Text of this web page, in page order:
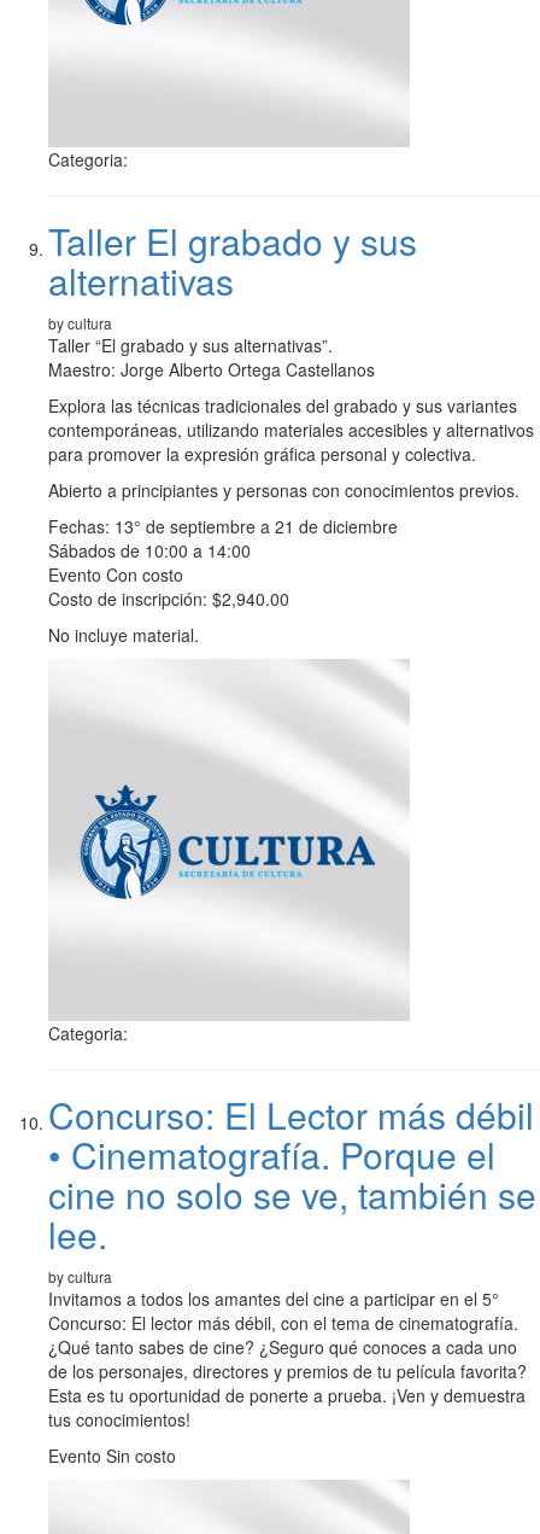
Categoria:
Taller El grabado y sus
alternativas
by cultura
Taller “El grabado y sus alternativas”.
Maestro: Jorge Alberto Ortega Castellanos
Explora las técnicas tradicionales del grabado y sus variantes
contemporáneas, utilizando materiales accesibles y alternativos
para promover la expresión gráfica personal y colectiva.
Abierto a principiantes y personas con conocimientos previos.
Fechas: 13° de septiembre a 21 de diciembre
Sábados de 10:00 a 14:00
Evento Con costo
Costo de inscripción: $2,940.00
No incluye material.
Categoria:
Concurso: El Lector más débil
• Cinematografía. Porque el
cine no solo se ve, también se
lee.
by cultura
Invitamos a todos los amantes del cine a participar en el 5°
Concurso: El lector más débil, con el tema de cinematografía.
¿Qué tanto sabes de cine? ¿Seguro qué conoces a cada uno
de los personajes, directores y premios de tu película favorita?
Esta es tu oportunidad de ponerte a prueba. ¡Ven y demuestra
tus conocimientos!
Evento Sin costo